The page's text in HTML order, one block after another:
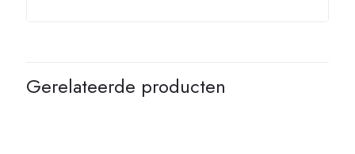
Gerelateerde producten